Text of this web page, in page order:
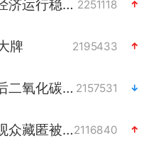
上半年我国机械工业经济运行稳中有进 2251118
牌 2195433
女子开一天一夜空调后二氧化碳中毒 2157531
王力宏演唱会黄牛带观众藏匿被查获2116840